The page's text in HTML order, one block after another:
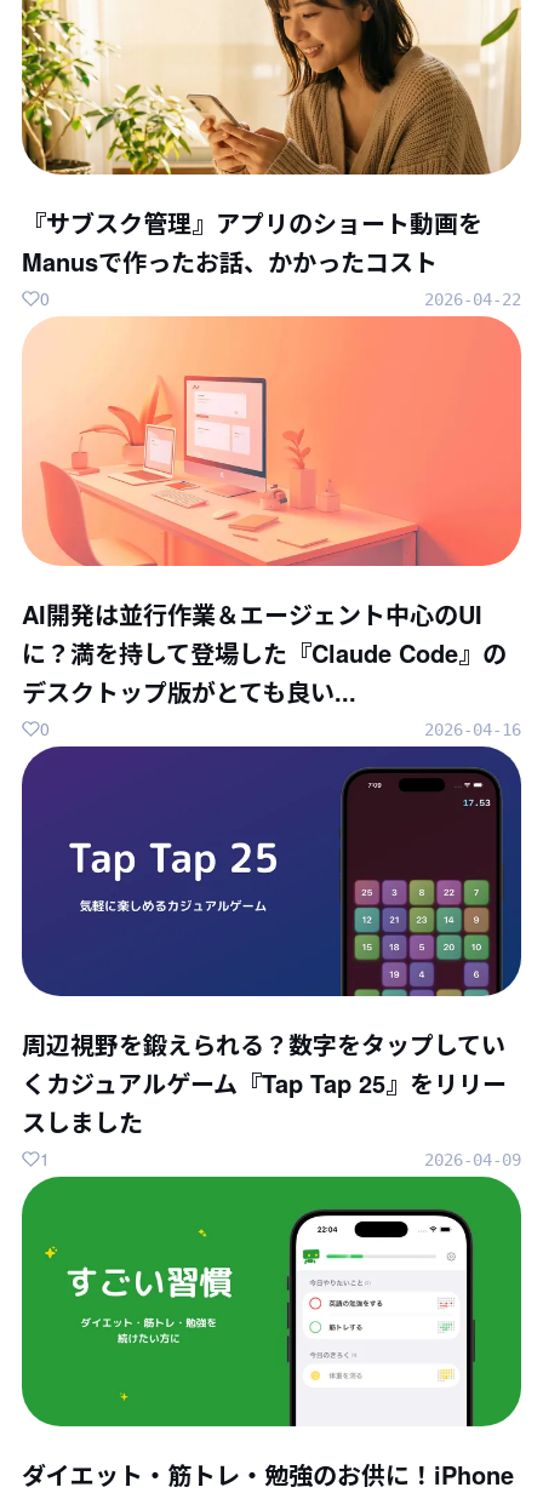
『サブスク管理』アプリのショート動画を
Manusで作ったお話、かかったコスト
2026-04-22
0
AI開発は並行作業＆エージェント中心のUI
に？満を持して登場した『Claude Code』の
デスクトップ版がとても良い...
2026-04-16
0
周辺視野を鍛えられる？数字をタップしてい
くカジュアルゲーム『Tap Tap 25』をリリー
スしました
2026-04-09
1
ダイエット・筋トレ・勉強のお供に！iPhone